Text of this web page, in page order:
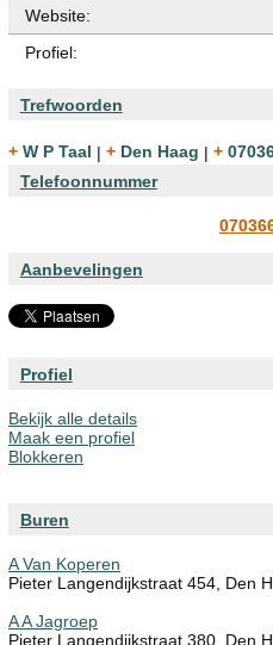
Website:
Profiel:
Trefwoorden
+ W P Taal | + Den Haag |
+
Telefoonnummer
Aanbevelingen
Profiel
Bekijk alle details
Maak een profiel
Blokkeren
Buren
A Van Koperen
Pieter Langendijkstraat 454, Den
A A Jagroep
Pieter Langendijkstraat 380, Den